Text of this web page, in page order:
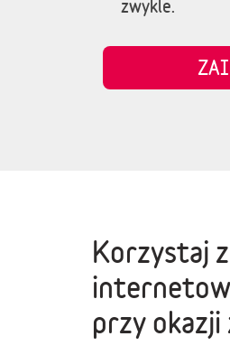
zwykle.
Korzystaj
przy okazji